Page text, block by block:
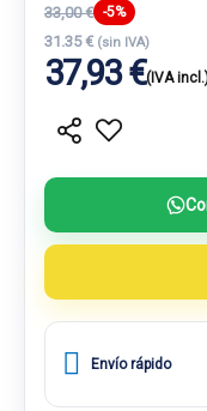
33,00 € -5%
31.35 € (sin IVA)
37,93 €(IVA
Envío rápido